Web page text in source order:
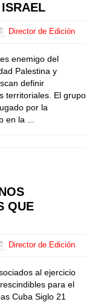
Director de Edición
enemigo del
Palestina y
definir
territoriales. El grupo
por la
la ...
QUE
Director de Edición
al ejercicio
para el
Cuba Siglo 21